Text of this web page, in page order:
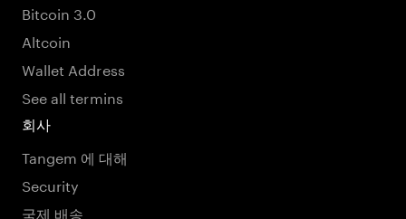
Bitcoin 3.0
Altcoin
Wallet Address
See all termins
회사
Tangem 에 대해
Security
국제 배송